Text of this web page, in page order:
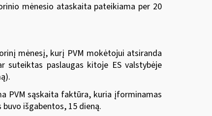
mėnesio ataskaita pateikiama per 20
mėnesį, kurį PVM mokėtojui atsiranda
paslaugas kitoje ES valstybėje
PVM sąskaita faktūra, kuria įforminamas
išgabentos, 15 dieną.